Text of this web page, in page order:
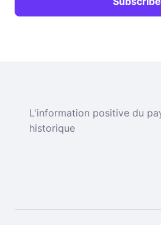
L'information positive du
historique